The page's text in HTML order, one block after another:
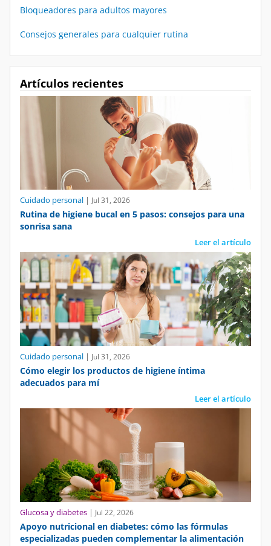
Artículos recientes
Cuidado personal | Jul 31, 2026
Rutina de higiene bucal en 5 pasos: consejos para una
sonrisa sana
Cuidado personal|Jul 31, 2026
Cómo elegir los productos de higiene íntima
adecuados para mí
Glucosa y diabetes|Jul 22, 2026
Apoyo nutricional en diabetes: cómo las fórmulas
especializadas pueden complementar la alimentación
Leer el artículo